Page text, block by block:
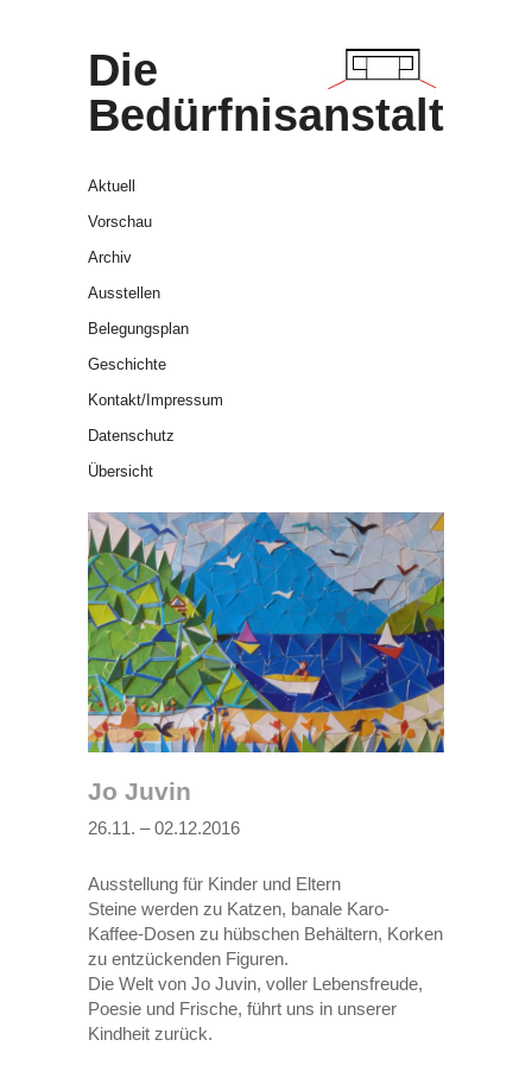
Die
Bedürfnisanstalt
Aktuell
Vorschau
Archiv
Ausstellen
Belegungsplan
Geschichte
Kontakt/Impressum
Datenschutz
Übersicht
Jo Juvin
26.11. – 02.12.2016
Ausstellung für Kinder und Eltern
Steine werden zu Katzen, banale Karo-
Kaffee-Dosen zu hübschen Behältern, Korken
zu entzückenden Figuren.
Die Welt von Jo Juvin, voller Lebensfreude,
Poesie und Frische, führt uns in unserer
Kindheit zurück.